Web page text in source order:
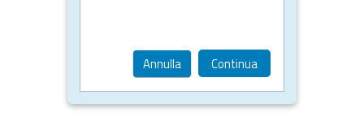
Annulla Continua